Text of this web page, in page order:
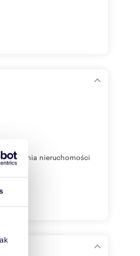
nieruchomości